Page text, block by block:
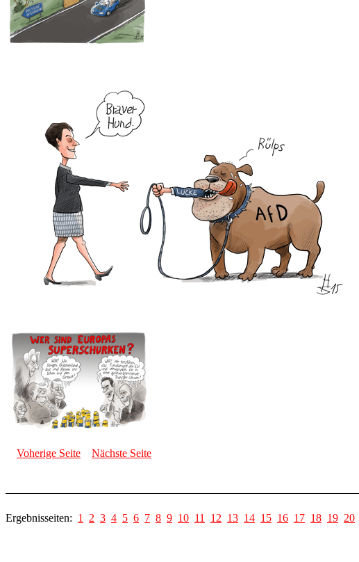
Voherige Seite Nächste Seite
Ergebnisseiten: 1 2 3 4 5 6 7 8 9 10 11 12 13 14 15 16 17 18 19 20